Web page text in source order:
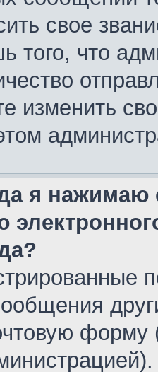
свое
того, что
изменить
я нажимаю
форму